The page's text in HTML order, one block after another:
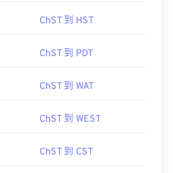
ChST 到 HST
ChST 到 PDT
ChST 到 WAT
ChST 到 WEST
ChST 到 CST